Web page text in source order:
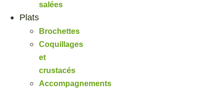
salées
Plats
Brochettes
Coquillages
et
crustacés
Accompagnements